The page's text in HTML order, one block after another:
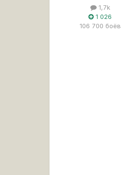
1,7k
1 026
106 700 боёв